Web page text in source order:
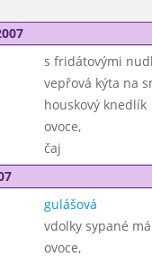
s fridátovými
vepřová kýta na
houskový knedlík
ovoce,
čaj
gulášová
vdolky sypané
ovoce,